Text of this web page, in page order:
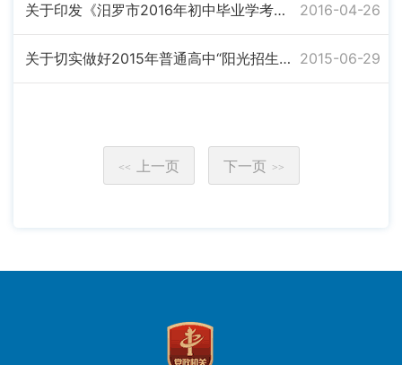
关于印发《汨罗市2016年初中毕业学考与普通高中招生方案》的通知 汨教字〔2016〕7 号 2016-04-26
关于切实做好2015年普通高中“阳光招生”工作的通知 2015-06-29
<< 上一页 下一页 >>